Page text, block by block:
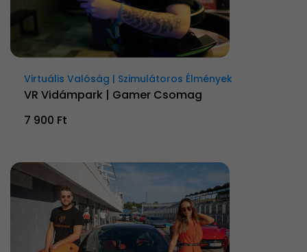
Virtuális Valóság | Szimulátoros Élmények
VR Vidámpark | Gamer Csomag
7 900 Ft